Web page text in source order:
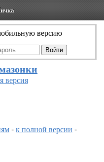
версию
версия
-к полной версии -